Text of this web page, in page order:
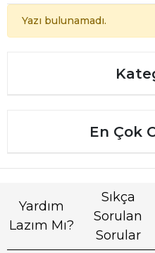
Yazı bulunamadı.
En Çok
Yardım
Lazım Mı?
Sıkça
Sorulan
Sorular